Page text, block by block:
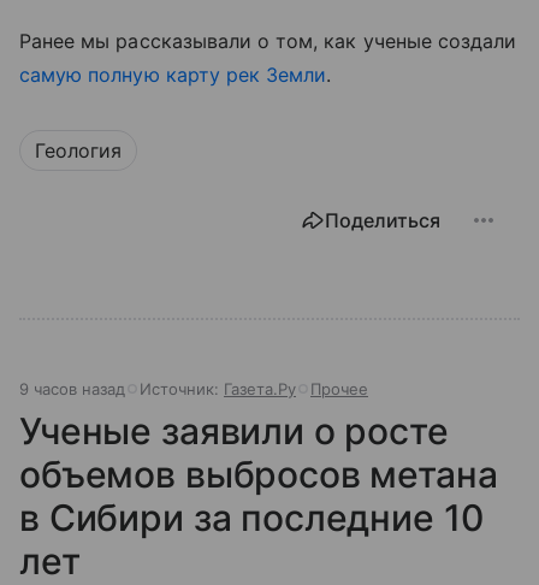
Ранее мы рассказывали о том, как ученые создали
самую полную карту рек Земли.
Геология
Поделиться
9 часов назад Источник: Газета.Ру Прочее
Ученые заявили о росте
объемов выбросов метана
в Сибири за последние 10
лет